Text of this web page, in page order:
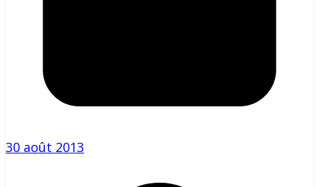
30 août 2013